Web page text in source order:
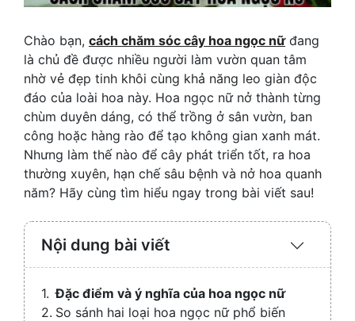
Chào bạn, cách chăm sóc cây hoa ngọc nữđang
là chủ đề được nhiều người làm vườn quan tâm
nhờ vẻ đẹp tinh khôi cùng khả năng leo giàn độc
đáo của loài hoa này. Hoa ngọc nữ nở thành từng
chùm duyên dáng, có thể trồng ở sân vườn, ban
công hoặc hàng rào để tạo không gian xanh mát.
Nhưng làm thế nào để cây phát triển tốt, ra hoa
thường xuyên, hạn chế sâu bệnh và nở hoa quanh
năm? Hãy cùng tìm hiểu ngay trong bài viết sau!
Nội dung bài viết
Expand
Đặc điểm và ý nghĩa của hoa ngọc nữ
So sánh hai loại hoa ngọc nữ phổ biến